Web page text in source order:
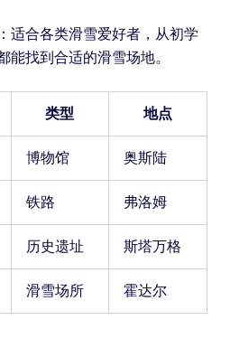
适合各类滑雪爱好者，从初学
能找到合适的滑雪场地。
类型 地点
博物馆 奥斯陆
铁路 弗洛姆
历史遗址 斯塔万格
滑雪场所 霍达尔